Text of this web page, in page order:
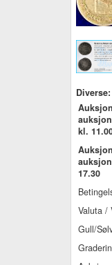
Diverse:
kl.
17.30
Valuta /
Gull/